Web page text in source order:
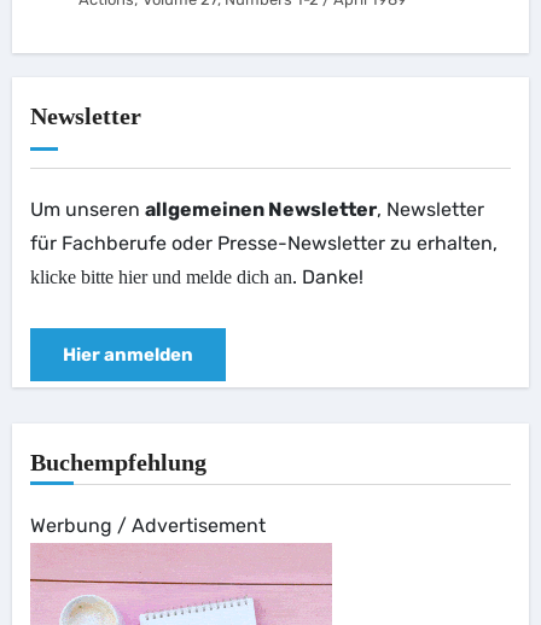
Newsletter
Um unseren allgemeinen Newsletter, Newsletter
für Fachberufe oder Presse-Newsletter zu erhalten,
klicke bitte hier und melde dich an. Danke!
Hier anmelden
Buchempfehlung
Werbung / Advertisement